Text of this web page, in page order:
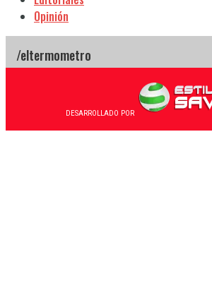
Opinión
DESARROLLADO POR